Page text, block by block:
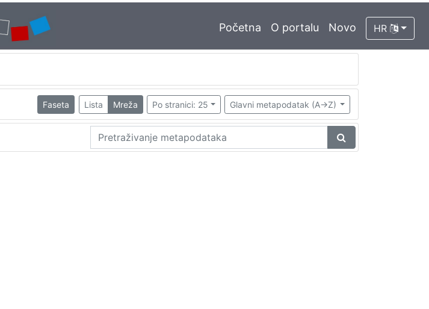
Početna O portalu Novo HR
Faseta Lista Mreža Po stranici: 25 Glavni metapodatak (A->Z)